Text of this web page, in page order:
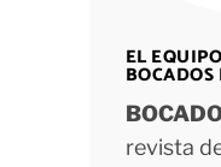
EL
revista